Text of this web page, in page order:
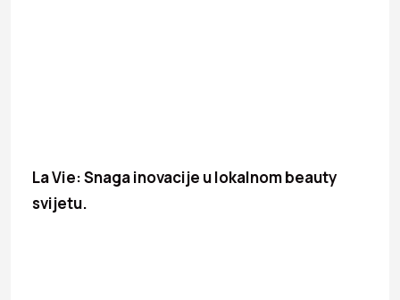
La Vie: Snaga inovacije u lokalnom beauty
svijetu.